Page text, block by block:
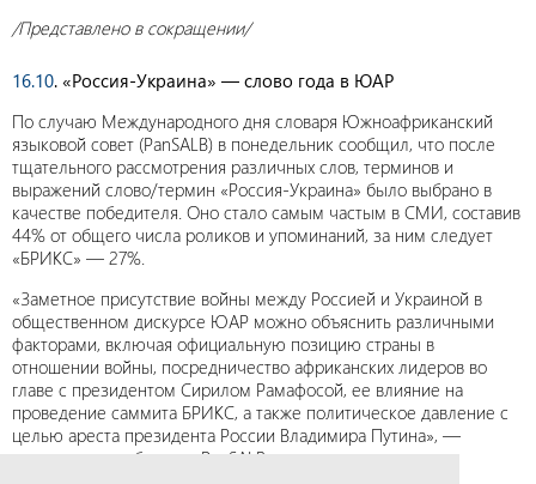
/Представлено в сокращении/
16.10. «Россия-Украина» — слово года в ЮАР
По случаю Международного дня словаря Южноафриканский
языковой совет (PanSALB) в понедельник сообщил, что после
тщательного рассмотрения различных слов, терминов и
выражений слово/термин «Россия-Украина» было выбрано в
качестве победителя. Оно стало самым частым в СМИ, составив
44% от общего числа роликов и упоминаний, за ним следует
«БРИКС» — 27%.
«Заметное присутствие войны между Россией и Украиной в
общественном дискурсе ЮАР можно объяснить различными
факторами, включая официальную позицию страны в
отношении войны, посредничество африканских лидеров во
главе с президентом Сирилом Рамафосой, ее влияние на
проведение саммита БРИКС, а также политическое давление с
целью ареста президента России Владимира Путина», —
говорится в сообщении PanSALB.